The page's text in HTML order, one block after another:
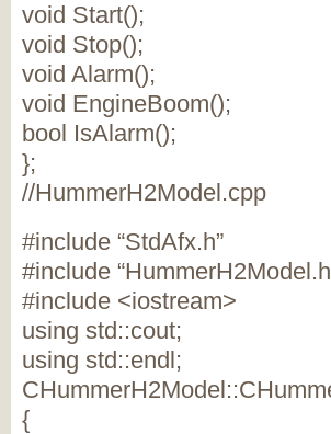
void Start();
void Stop();
void Alarm();
void EngineBoom();
bool IsAlarm();
};
//HummerH2Model.cpp
#include “StdAfx.h”
#include
#include <iostream>
using std::cout;
using std::endl;
{